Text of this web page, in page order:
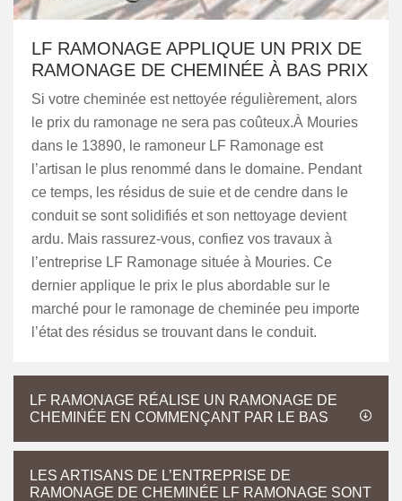
LF RAMONAGE APPLIQUE UN PRIX DE
RAMONAGE DE CHEMINÉE À BAS PRIX
Si votre cheminée est nettoyée régulièrement, alors
le prix du ramonage ne sera pas coûteux.À Mouries
dans le 13890, le ramoneur LF Ramonage est
l’artisan le plus renommé dans le domaine. Pendant
ce temps, les résidus de suie et de cendre dans le
conduit se sont solidifiés et son nettoyage devient
ardu. Mais rassurez-vous, confiez vos travaux à
l’entreprise LF Ramonage située à Mouries. Ce
dernier applique le prix le plus abordable sur le
marché pour le ramonage de cheminée peu importe
l’état des résidus se trouvant dans le conduit.
LF RAMONAGE RÉALISE UN RAMONAGE DE
CHEMINÉE EN COMMENÇANT PAR LE BAS
LES ARTISANS DE L’ENTREPRISE DE
RAMONAGE DE CHEMINÉE LF RAMONAGE SONT